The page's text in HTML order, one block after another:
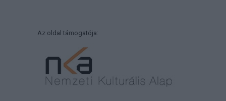
Az oldal támogatója: